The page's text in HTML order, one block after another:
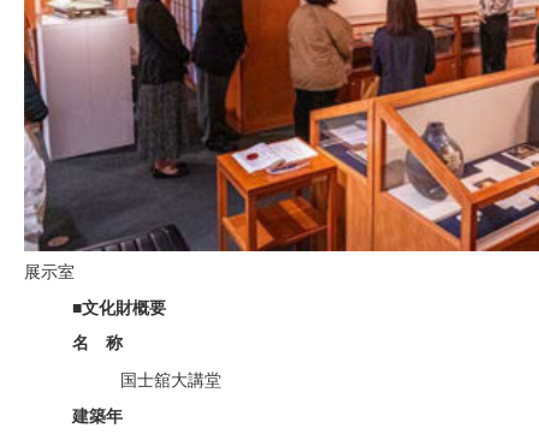
展示室
■文化財概要
名 称
国士舘大講堂
建築年